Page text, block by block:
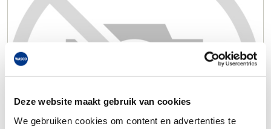
Deze website maakt gebruik van cookies
We gebruiken cookies om content en advertenties te